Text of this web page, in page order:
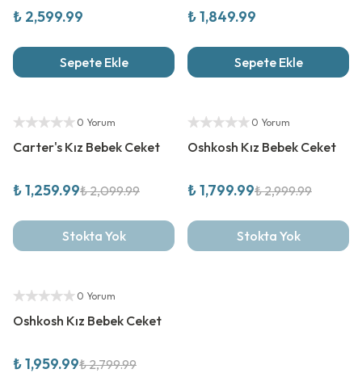
₺ 2,599.99
Sepete Ekle
₺ 1,849.99
Sepete Ekle
Yetkili Satıcı
0 Yorum
Carter's Kız Bebek Ceket
₺ 1,259.99₺ 2,099.99
Stokta Yok
Yetkili Satıcı
0 Yorum
Oshkosh Kız Bebek Ceket
₺ 1,799.99₺ 2,999.99
Stokta Yok
Yetkili Satıcı
0 Yorum
Oshkosh Kız Bebek Ceket
₺ 1,959.99₺ 2,799.99